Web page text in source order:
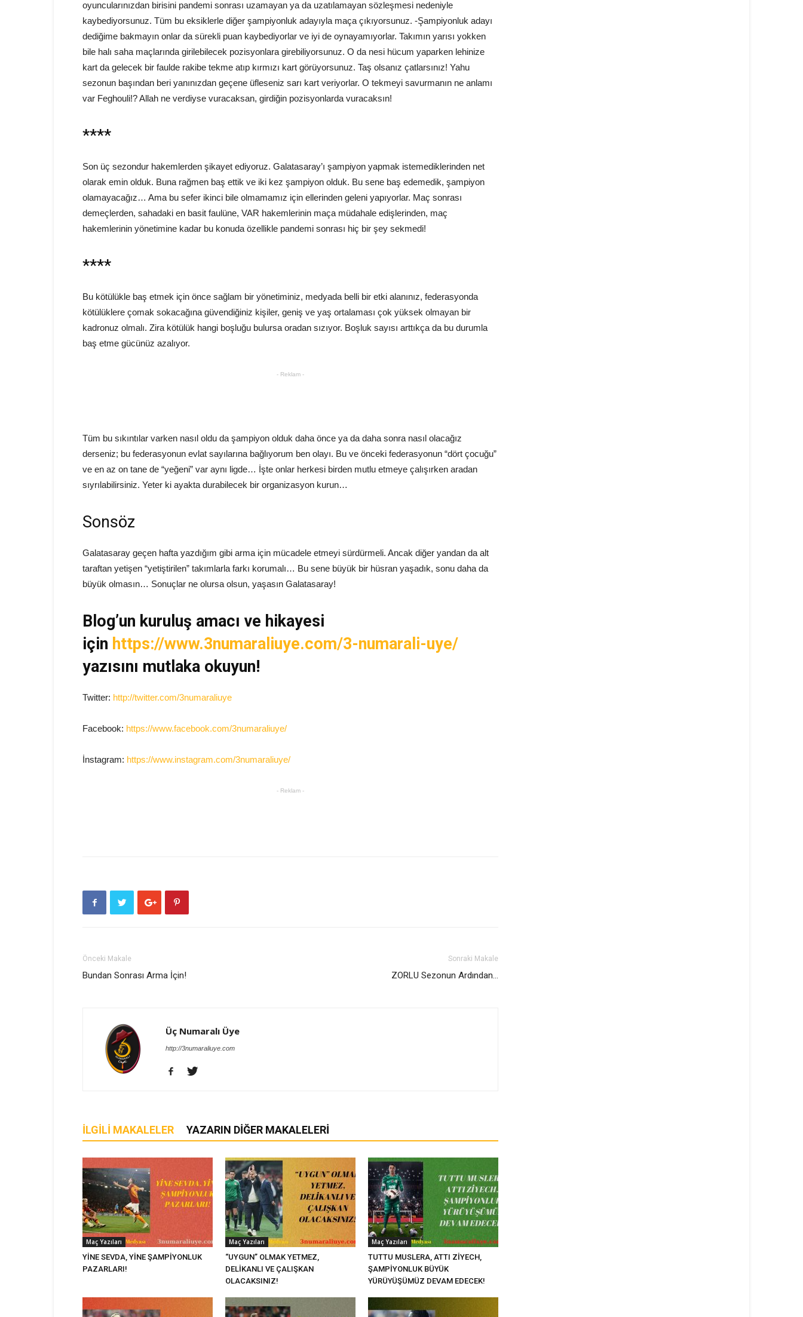
oyuncularınızdan birisini pandemi sonrası uzamayan ya da uzatılamayan sözleşmesi nedeniyle
kaybediyorsunuz. Tüm bu eksiklerle diğer şampiyonluk adayıyla maça çıkıyorsunuz. -Şampiyonluk adayı
dediğime bakmayın onlar da sürekli puan kaybediyorlar ve iyi de oynayamıyorlar. Takımın yarısı yokken
bile halı saha maçlarında girilebilecek pozisyonlara girebiliyorsunuz. O da nesi hücum yaparken lehinize
kart da gelecek bir faulde rakibe tekme atıp kırmızı kart görüyorsunuz. Taş olsanız çatlarsınız! Yahu
sezonun başından beri yanınızdan geçene üfleseniz sarı kart veriyorlar. O tekmeyi savurmanın ne anlamı
var Feghouli!? Allah ne verdiyse vuracaksan, girdiğin pozisyonlarda vuracaksın!
****
Son üç sezondur hakemlerden şikayet ediyoruz. Galatasaray’ı şampiyon yapmak istemediklerinden net
olarak emin olduk. Buna rağmen baş ettik ve iki kez şampiyon olduk. Bu sene baş edemedik, şampiyon
olamayacağız… Ama bu sefer ikinci bile olmamamız için ellerinden geleni yapıyorlar. Maç sonrası
demeçlerden, sahadaki en basit faulüne, VAR hakemlerinin maça müdahale edişlerinden, maç
hakemlerinin yönetimine kadar bu konuda özellikle pandemi sonrası hiç bir şey sekmedi!
****
Bu kötülükle baş etmek için önce sağlam bir yönetiminiz, medyada belli bir etki alanınız, federasyonda
kötülüklere çomak sokacağına güvendiğiniz kişiler, geniş ve yaş ortalaması çok yüksek olmayan bir
kadronuz olmalı. Zira kötülük hangi boşluğu bulursa oradan sızıyor. Boşluk sayısı arttıkça da bu durumla
baş etme gücünüz azalıyor.
- Reklam -
Tüm bu sıkıntılar varken nasıl oldu da şampiyon olduk daha önce ya da daha sonra nasıl olacağız
derseniz; bu federasyonun evlat sayılarına bağlıyorum ben olayı. Bu ve önceki federasyonun “dört çocuğu”
ve en az on tane de “yeğeni” var aynı ligde… İşte onlar herkesi birden mutlu etmeye çalışırken aradan
sıyrılabilirsiniz. Yeter ki ayakta durabilecek bir organizasyon kurun…
Sonsöz
Galatasaray geçen hafta yazdığım gibi arma için mücadele etmeyi sürdürmeli. Ancak diğer yandan da alt
taraftan yetişen “yetiştirilen” takımlarla farkı korumalı… Bu sene büyük bir hüsran yaşadık, sonu daha da
büyük olmasın… Sonuçlar ne olursa olsun, yaşasın Galatasaray!
Blog’un kuruluş amacı ve hikayesi
için https://www.3numaraliuye.com/3-numarali-uye/
yazısını mutlaka okuyun!
Twitter: http://twitter.com/3numaraliuye
Facebook: https://www.facebook.com/3numaraliuye/
İnstagram: https://www.instagram.com/3numaraliuye/
- Reklam -
Önceki Makale
Bundan Sonrası Arma İçin!
Sonraki Makale
ZORLU Sezonun Ardından…
Üç Numaralı Üye
http://3numaraliuye.com
İLGILI MAKALELER YAZARIN DIĞER MAKALELERI
Maç Yazıları
YİNE SEVDA, YİNE ŞAMPİYONLUK
PAZARLARI!
Maç Yazıları
“UYGUN” OLMAK YETMEZ,
DELİKANLI VE ÇALIŞKAN
OLACAKSINIZ!
Maç Yazıları
TUTTU MUSLERA, ATTI ZİYECH,
ŞAMPİYONLUK BÜYÜK
YÜRÜYÜŞÜMÜZ DEVAM EDECEK!